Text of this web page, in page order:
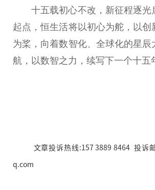
十五载初心不改，新征程逐光
起点，恒生活将以初心为舵，以创
为桨，向着数智化、全球化的星辰
航，以数智之力，续写下一个十五
文章投诉热线:157 3889 8464 投诉
q.com